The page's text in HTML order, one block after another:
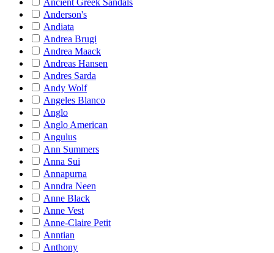
Ancient Greek Sandals
Anderson's
Andiata
Andrea Brugi
Andrea Maack
Andreas Hansen
Andres Sarda
Andy Wolf
Angeles Blanco
Anglo
Anglo American
Angulus
Ann Summers
Anna Sui
Annapurna
Anndra Neen
Anne Black
Anne Vest
Anne-Claire Petit
Anntian
Anthony